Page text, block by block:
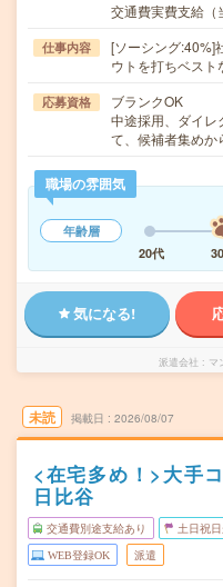
交通費実費支給（
仕事内容
[ソーシング:40%]
ウトを打ちベス
応募資格
ブランクOK
中途採用、ダイレ
て、候補者集め
職場の雰囲気
年齢層
20代
気になる!
派遣会社 マ
未読 掲載日 2026/08/07
<在宅多め！>大手
日比谷
交通費別途支給あり 土日祝
WEB登録OK 派遣